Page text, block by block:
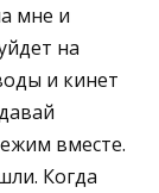
мне и
на
и кинет
вместе.
Когда